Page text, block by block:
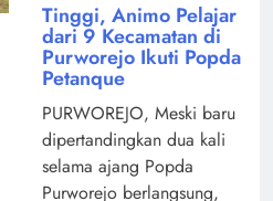
Tinggi, Animo Pelajar
dari 9 Kecamatan di
Purworejo Ikuti Popda
Petanque
PURWOREJO, Meski baru
dipertandingkan dua kali
selama ajang Popda
Purworejo berlangsung,